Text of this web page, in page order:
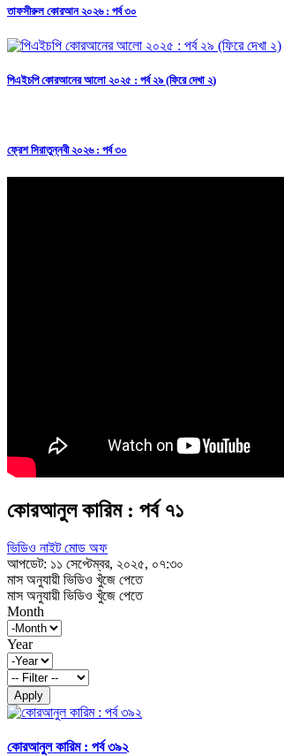
তাফসীরুল কোরআন ২০২৬ : পর্ব ৩০
পিএইচপি কোরআনের আলো ২০২৫ : পর্ব ২৯ (ফিরে দেখা ২)
ফ্রেশ সিরাতুন্নবী ২০২৬ : পর্ব ৩০
কোরআনুল কারিম : পর্ব ৭১
ভিডিও নাইট মোড অফ
আপডেট: ১১ সেপ্টেম্বর, ২০২৫, ০৭:৩০
মাস অনুযায়ী ভিডিও খুঁজে পেতে
মাস অনুযায়ী ভিডিও খুঁজে পেতে
Month
Year
Apply
কোরআনুল কারিম : পর্ব ৩৯২